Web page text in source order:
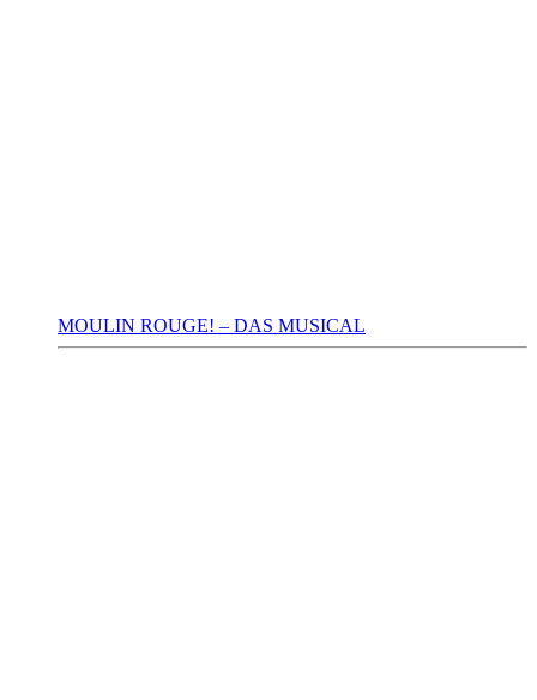
MOULIN ROUGE! – DAS MUSICAL